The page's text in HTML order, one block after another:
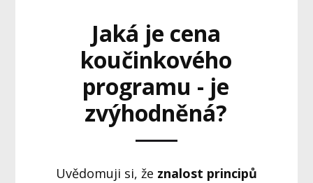
Jaká je cena
koučinkového
programu - je
zvýhodněná?
Uvědomuji si, že znalost principů